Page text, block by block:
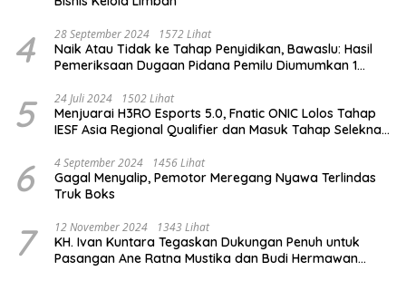
4 28 September 2024 1572 Lihat
Naik Atau Tidak ke Tahap Penyidikan, Bawaslu: Hasil
Pemeriksaan Dugaan Pidana Pemilu Diumumkan 1
5 24 Juli 2024 1502 Lihat
Menjuarai H3RO Esports 5.0, Fnatic ONIC Lolos Tahap
IESF Asia Regional Qualifier dan Masuk Tahap Seleknas
6 4 September 2024 1456 Lihat
Gagal Menyalip, Pemotor Meregang Nyawa Terlindas
Truk Boks
7 12 November 2024 1343 Lihat
KH. Ivan Kuntara Tegaskan Dukungan Penuh untuk
Pasangan Ane Ratna Mustika dan Budi Hermawan